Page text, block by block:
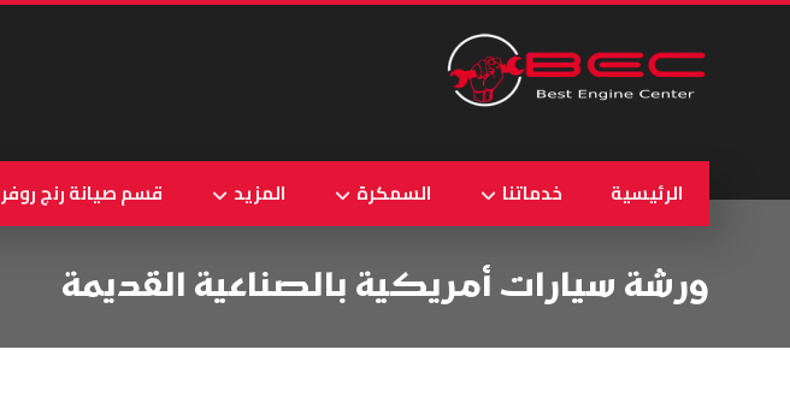
الرئيسية خدماتنا السمكرة المزيد قسم صيانة رنج روفر
ورشة سيارات أمريكية بالصناعية القديمة